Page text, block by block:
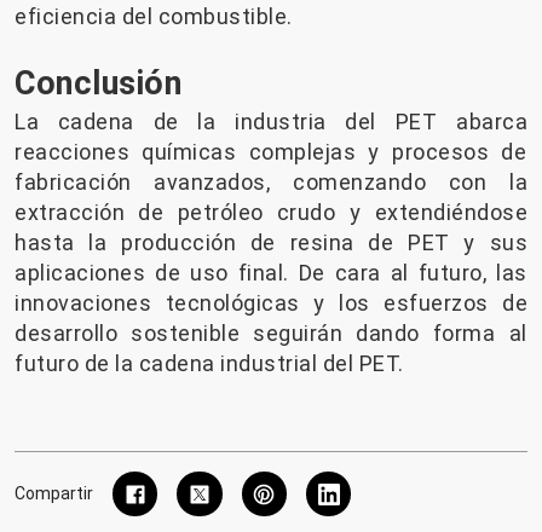
eficiencia del combustible.
Conclusión
La cadena de la industria del PET abarca
reacciones químicas complejas y procesos de
fabricación avanzados, comenzando con la
extracción de petróleo crudo y extendiéndose
hasta la producción de resina de PET y sus
aplicaciones de uso final. De cara al futuro, las
innovaciones tecnológicas y los esfuerzos de
desarrollo sostenible seguirán dando forma al
futuro de la cadena industrial del PET.
Compartir